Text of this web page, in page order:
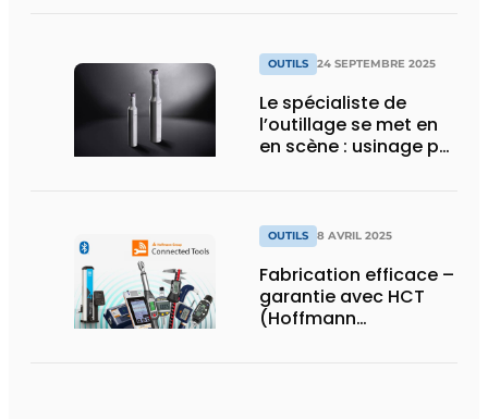
OUTILS 24 SEPTEMBRE 2025
Le spécialiste de
l’outillage se met en
en scène : usinage pur
OUTILS 8 AVRIL 2025
Fabrication efficace –
garantie avec HCT
(Hoffmann